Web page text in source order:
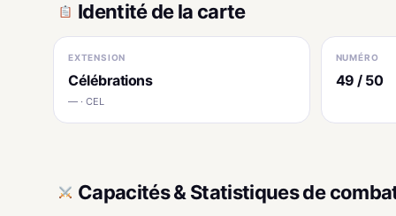
Identité de la carte
EXTENSION
Célébrations
— · CEL
NUMÉRO
49 / 50
Capacités & Statistiques de